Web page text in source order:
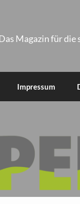
Magazin für die
Impressum